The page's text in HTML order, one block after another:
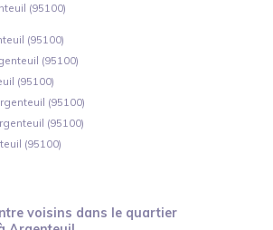
(95100)
(95100)
(95100)
(95100)
(95100)
(95100)
(95100)
voisins dans le quartier